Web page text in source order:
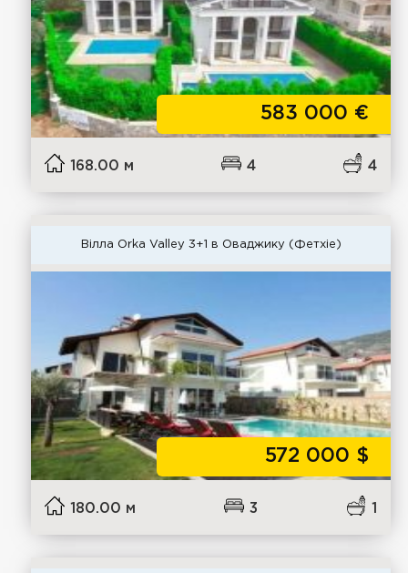
583 000 €
168.00 м 4 4
Вілла Orka Valley 3+1 в Оваджику (Фетхіе)
572 000 $
180.00 м 3